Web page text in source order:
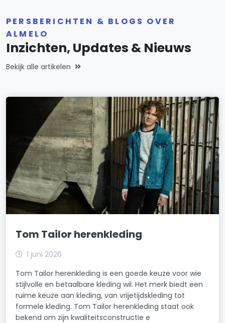
PERSBERICHTEN & BLOGS OVER
ALMELO
Inzichten, Updates & Nieuws
Bekijk alle artikelen
Tom Tailor herenkleding
1 juni 2026
Tom Tailor herenkleding is een goede keuze voor wie
stijlvolle en betaalbare kleding wil. Het merk biedt een
ruime keuze aan kleding, van vrijetijdskleding tot
formele kleding. Tom Tailor herenkleding staat ook
bekend om zijn kwaliteitsconstructie e